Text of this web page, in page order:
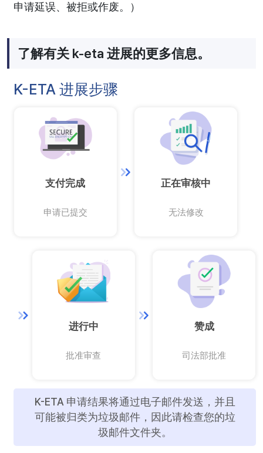
申请延误、被拒或作废。）
了解有关 k-eta 进展的更多信息。
K-ETA 进展步骤
支付完成
申请已提交
正在审核中
无法修改
进行中
批准审查
赞成
司法部批准
K-ETA 申请结果将通过电子邮件发送，并且
可能被归类为垃圾邮件，因此请检查您的垃
圾邮件文件夹。